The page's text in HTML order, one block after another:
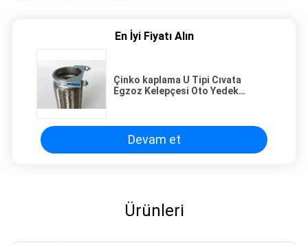
En İyi Fiyatı Alın
Çinko kaplama U Tipi Cıvata
Egzoz Kelepçesi Oto Yedek
Devam et
Ürünleri